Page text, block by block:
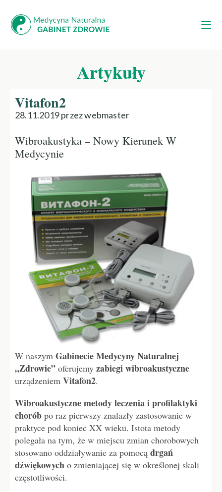
Artykuły
Vitafon2
28.11.2019 przez webmaster
Wibroakustyka – Nowy Kierunek W
Medycynie
W naszym Gabinecie Medycyny Naturalnej
„Zdrowie” oferujemy zabiegi wibroakustyczne
urządzeniem Vitafon2.
Wibroakustyczne metody leczenia i profilaktyki
chorób po raz pierwszy znalazły zastosowanie w
praktyce pod koniec XX wieku. Istota metody
polegała na tym, że w miejscu zmian chorobowych
stosowano oddziaływanie za pomocą drgań
dźwiękowych o zmieniającej się w określonej skali
częstotliwości.